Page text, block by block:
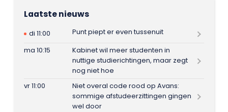
Laatste nieuws
di 11:00
Punt piept er even tussenuit
ma 10:15
Kabinet wil meer studenten in
nuttige studierichtingen, maar zegt
nog niet hoe
vr 11:00
Niet overal code rood op Avans:
sommige afstudeerzittingen gingen
wel door